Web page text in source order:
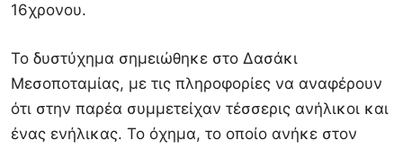
16χρονου.
Το δυστύχημα σημειώθηκε στο Δασάκι
Μεσοποταμίας, με τις πληροφορίες να αναφέρουν
ότι στην παρέα συμμετείχαν τέσσερις ανήλικοι και
ένας ενήλικας. Το όχημα, το οποίο ανήκε στον